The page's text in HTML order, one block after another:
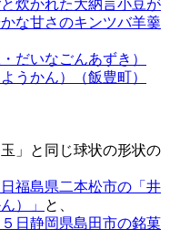
炊かれた大納言小豆が
な甘さのキンツバ羊羹
だいなごんあずき）
うかん）（飯豊町）
」と同じ球状の形状の
福島県二本松市の「井
）」
と、
日静岡県島田市の銘菓